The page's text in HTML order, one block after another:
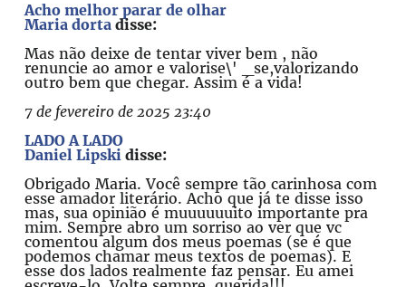
Acho melhor parar de olhar
Maria dorta disse:
Mas não deixe de tentar viver bem , não
renuncie ao amor e valorise\' _se,valorizando
outro bem que chegar. Assim é a vida!
7 de fevereiro de 2025 23:40
LADO A LADO
Daniel Lipski disse:
Obrigado Maria. Você sempre tão carinhosa com
esse amador literário. Acho que já te disse isso
mas, sua opinião é muuuuuuito importante pra
mim. Sempre abro um sorriso ao ver que vc
comentou algum dos meus poemas (se é que
podemos chamar meus textos de poemas). E
esse dos lados realmente faz pensar. Eu amei